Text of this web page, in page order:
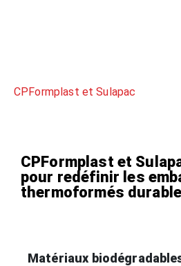
CPFormplast et Sulapac
CPFormplast et
pour redéfinir les
thermoformés
Matériaux biodé